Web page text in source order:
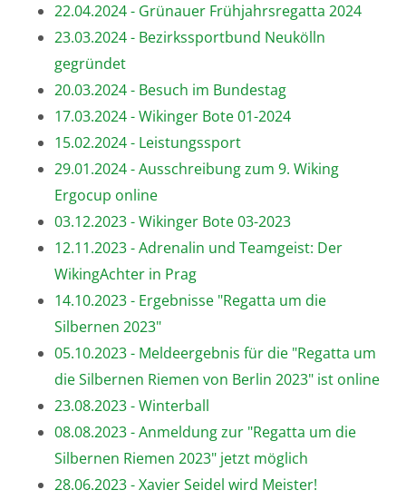
22.04.2024 - Grünauer Frühjahrsregatta 2024
23.03.2024 - Bezirkssportbund Neukölln
gegründet
20.03.2024 - Besuch im Bundestag
17.03.2024 - Wikinger Bote 01-2024
15.02.2024 - Leistungssport
29.01.2024 - Ausschreibung zum 9. Wiking
Ergocup online
03.12.2023 - Wikinger Bote 03-2023
12.11.2023 - Adrenalin und Teamgeist: Der
WikingAchter in Prag
14.10.2023 - Ergebnisse "Regatta um die
Silbernen 2023"
05.10.2023 - Meldeergebnis für die "Regatta um
die Silbernen Riemen von Berlin 2023" ist online
23.08.2023 - Winterball
08.08.2023 - Anmeldung zur "Regatta um die
Silbernen Riemen 2023" jetzt möglich
28.06.2023 - Xavier Seidel wird Meister!